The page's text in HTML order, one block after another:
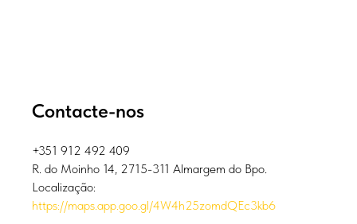
Contacte-nos
+351 912 492 409
R. do Moinho 14, 2715-311 Almargem do Bpo.
Localização:
https://maps.app.goo.gl/4W4h25zomdQEc3kb6